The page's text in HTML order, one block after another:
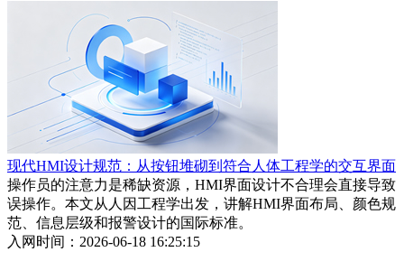
现代HMI设计规范：从按钮堆砌到符合人体工程学的交互界面
操作员的注意力是稀缺资源，HMI界面设计不合理会直接导致
误操作。本文从人因工程学出发，讲解HMI界面布局、颜色规
范、信息层级和报警设计的国际标准。
入网时间：2026-06-18 16:25:15